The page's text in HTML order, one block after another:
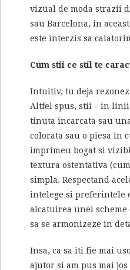
vizual de moda strazii
sau Barcelona, in
este interzis sa
Cum stii ce stil te
Intuitiv, tu deja
Altfel spus, stii – in linii
tinuta incarcata sau
colorata sau o piesa in
imprimeu bogat si
textura ostentativa
simpla. Respectand
intelege si preferintele
alcatuirea unei
sa se armonizeze in
Insa, ca sa iti fie mai
ajutor si am pus mai